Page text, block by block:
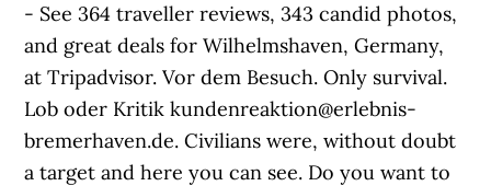
- See 364 traveller reviews, 343 candid photos,
and great deals for Wilhelmshaven, Germany,
at Tripadvisor. Vor dem Besuch. Only survival.
Lob oder Kritik kundenreaktion@erlebnis-
bremerhaven.de. Civilians were, without doubt
a target and here you can see. Do you want to